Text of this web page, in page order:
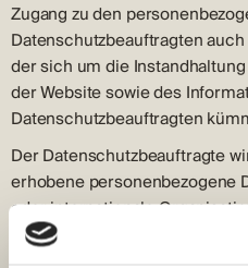
Zugang zu den
Datenschutzbeauftragten
der sich um die
der Website sowie des
Datenschutzbeauftragten
Der Datenschutzbeauftragte
erhobene personenbezogene
oder internationale
Rechtsverwirklichung